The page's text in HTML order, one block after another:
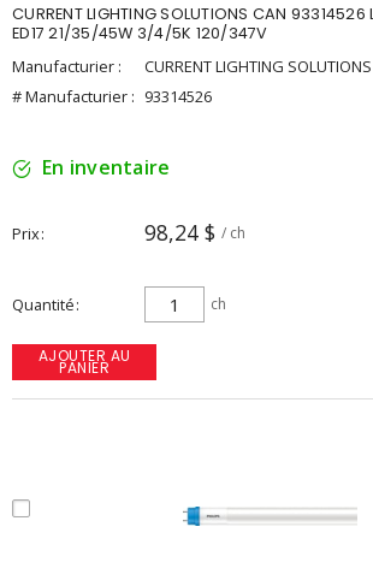
CURRENT LIGHTING SOLUTIONS CAN 93314526
ED17 21/35/45W 3/4/5K 120/347V
Manufacturier :
CURRENT LIGHTING
# Manufacturier : 93314526
En inventaire
Prix 98,24 $ / ch
Quantité ch
AJOUTER AU
PANIER